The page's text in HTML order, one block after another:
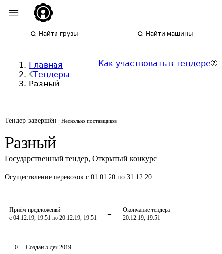
Найти грузы Найти машины
Главная
Тендеры
Разный
Как участвовать в тендере
Тендер завершён Несколько поставщиков
Разный
Государственный тендер, Открытый конкурс
Осуществление перевозок с 01.01.20 по 31.12.20
Приём предложений
с 04.12.19, 19:51 по 20.12.19, 19:51
Окончание тендера
20.12.19, 19:51
0 Создан 5 дек 2019